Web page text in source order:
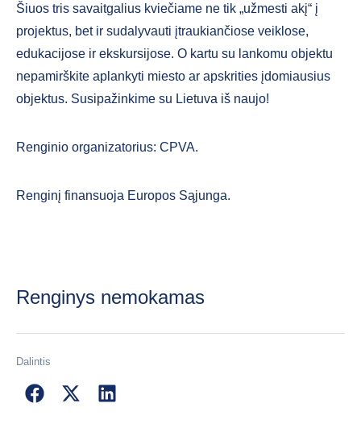
Šiuos tris savaitgalius kviečiame ne tik „užmesti akį“ į
projektus, bet ir sudalyvauti įtraukiančiose veiklose,
edukacijose ir ekskursijose. O kartu su lankomu objektu
nepamirškite aplankyti miesto ar apskrities įdomiausius
objektus. Susipažinkime su Lietuva iš naujo!
Renginio organizatorius: CPVA.
Renginį finansuoja Europos Sąjunga.
Renginys nemokamas
Dalintis